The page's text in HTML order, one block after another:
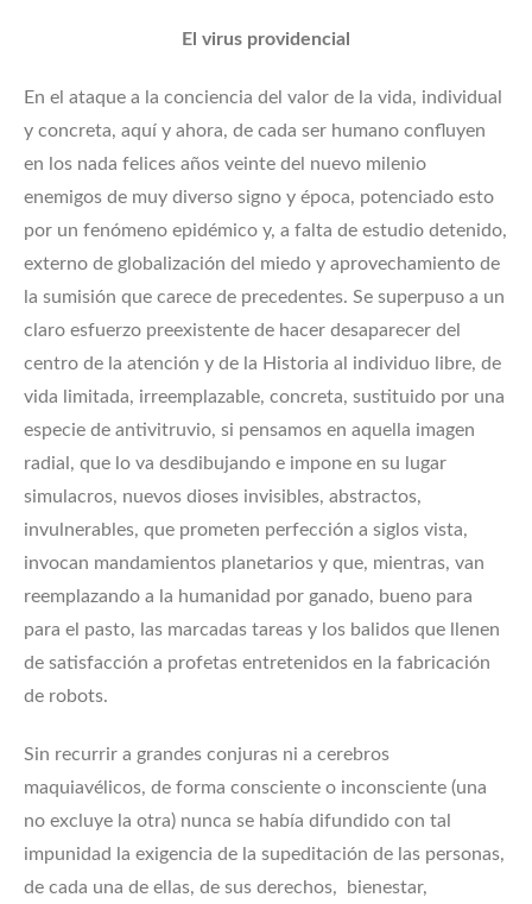
El virus providencial
En el ataque a la conciencia del valor de la vida, individual
y concreta, aquí y ahora, de cada ser humano confluyen
en los nada felices años veinte del nuevo milenio
enemigos de muy diverso signo y época, potenciado esto
por un fenómeno epidémico y, a falta de estudio detenido,
externo de globalización del miedo y aprovechamiento de
la sumisión que carece de precedentes. Se superpuso a un
claro esfuerzo preexistente de hacer desaparecer del
centro de la atención y de la Historia al individuo libre, de
vida limitada, irreemplazable, concreta, sustituido por una
especie de antivitruvio, si pensamos en aquella imagen
radial, que lo va desdibujando e impone en su lugar
simulacros, nuevos dioses invisibles, abstractos,
invulnerables, que prometen perfección a siglos vista,
invocan mandamientos planetarios y que, mientras, van
reemplazando a la humanidad por ganado, bueno para
para el pasto, las marcadas tareas y los balidos que llenen
de satisfacción a profetas entretenidos en la fabricación
de robots.
Sin recurrir a grandes conjuras ni a cerebros
maquiavélicos, de forma consciente o inconsciente (una
no excluye la otra) nunca se había difundido con tal
impunidad la exigencia de la supeditación de las personas,
de cada una de ellas, de sus derechos, bienestar,